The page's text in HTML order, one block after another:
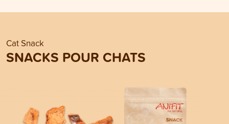
Cat Snack
SNACKS POUR CHATS